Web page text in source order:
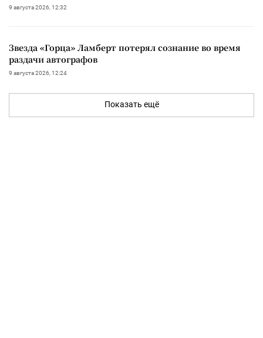
9 августа 2026, 12:32
Звезда «Горца» Ламберт потерял сознание во время
раздачи автографов
9 августа 2026, 12:24
Показать ещё